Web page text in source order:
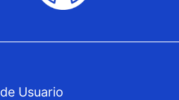
Usuario